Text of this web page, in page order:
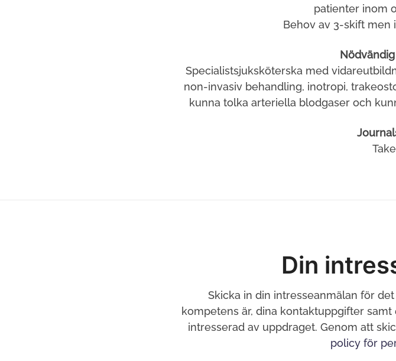
patienter inom
Behov av 3-skift
Specialistsjuksköterska med
non-invasiv behandling, inotropi,
kunna tolka arteriella blodgaser och
Din
Skicka in din intresseanmälan för
kompetens är, dina kontaktuppgifter
intresserad av uppdraget. Genom att
policy för